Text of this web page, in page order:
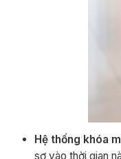
Hệ thống khóa
sơ vào thời gian